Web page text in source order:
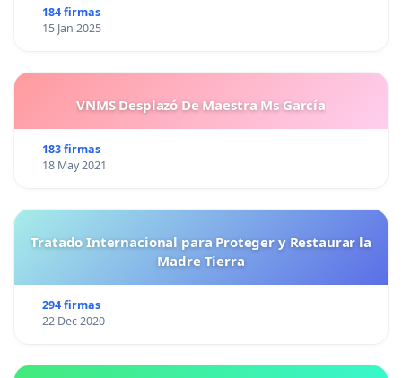
184 firmas
15 Jan 2025
VNMS Desplazó De Maestra Ms García
183 firmas
18 May 2021
Tratado Internacional para Proteger y Restaurar la
Madre Tierra
294 firmas
22 Dec 2020